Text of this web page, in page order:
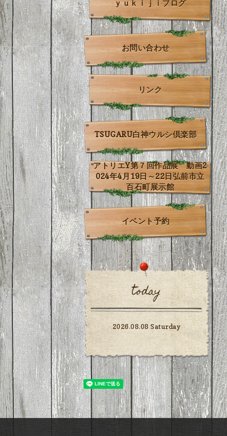
ｙｕｋｉｊｉブログ
お問い合わせ
リンク
TSUGARU白神ウルシ倶楽部
アトリエY第７回作品展 動画2
024年4月19日～22日弘前市立
百石町展示館
イベント予約
today
2026.08.08 Saturday